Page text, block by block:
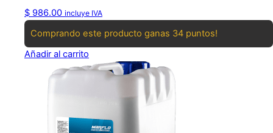
$ 986.00 incluye IVA
Comprando este producto ganas 34 puntos!
Añadir al carrito